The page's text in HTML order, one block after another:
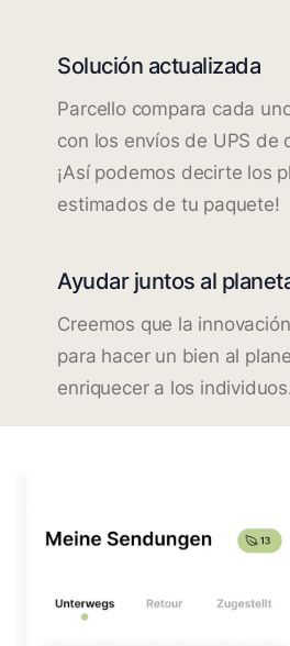
Solución actualizada
Parcello compara cada
con los envíos de UPS de
¡Así podemos decirte los
estimados de tu paquete!
Ayudar juntos al
Creemos que la
para hacer un bien al
enriquecer a los